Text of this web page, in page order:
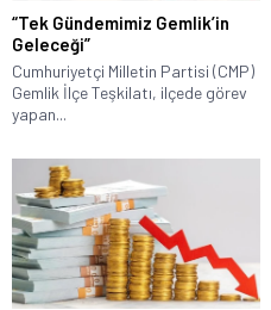
“Tek Gündemimiz Gemlik’in
Geleceği”
Cumhuriyetçi Milletin Partisi (CMP)
Gemlik İlçe Teşkilatı, ilçede görev
yapan...